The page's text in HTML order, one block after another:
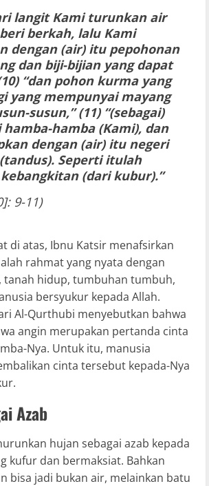
langit Kami turunkan air
berkah, lalu Kami
dengan (air) itu pepohonan
dan biji-bijian yang dapat
“dan pohon kurma yang
yang mempunyai mayang
susun,” (11) “(sebagai)
hamba-hamba (Kami), dan
dengan (air) itu negeri
Seperti itulah
(dari kubur).”
9-11)
di atas, Ibnu Katsir menafsirkan
rahmat yang nyata dengan
tanah hidup, tumbuhan tumbuh,
bersyukur kepada Allah.
Al-Qurthubi menyebutkan bahwa
angin merupakan pertanda cinta
Nya. Untuk itu, manusia
cinta tersebut kepada-Nya
Azab
hujan sebagai azab kepada
kufur dan bermaksiat. Bahkan
bisa jadi bukan air, melainkan batu